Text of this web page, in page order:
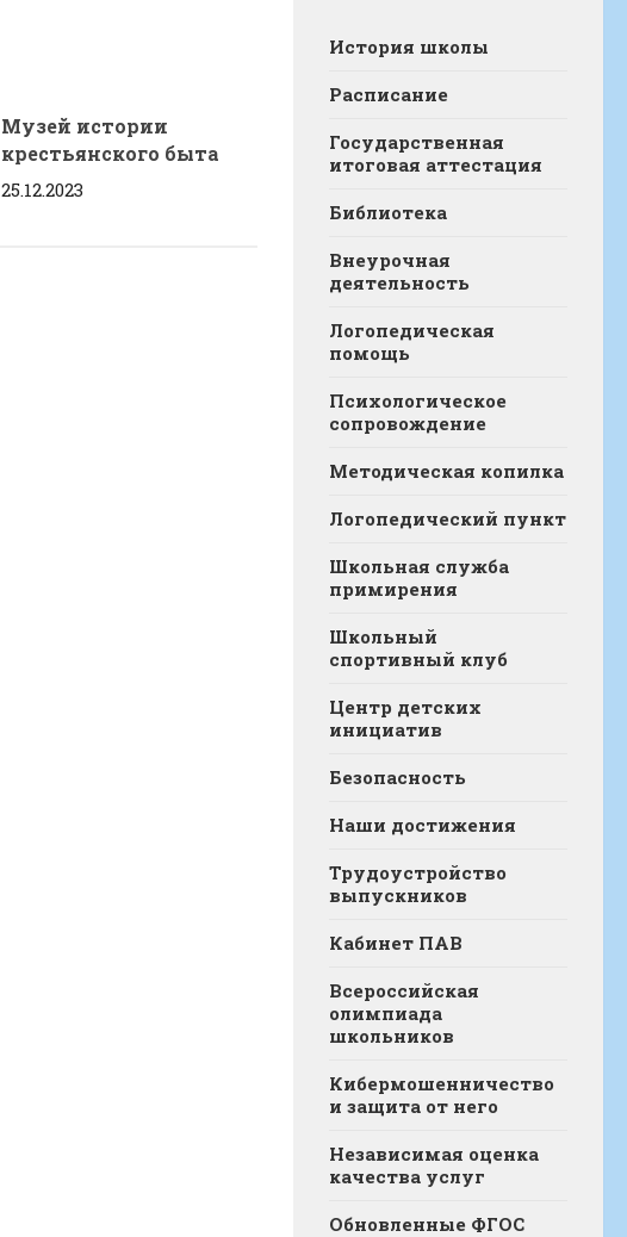
Музей истории
крестьянского быта
25.12.2023
История школы
Расписание
Государственная
итоговая аттестация
Библиотека
Внеурочная
деятельность
Логопедическая
помощь
Психологическое
сопровождение
Методическая копилка
Логопедический пункт
Школьная служба
примирения
Школьный
спортивный клуб
Центр детских
инициатив
Безопасность
Наши достижения
Трудоустройство
выпускников
Кабинет ПАВ
Всероссийская
олимпиада
школьников
Кибермошенничество
и защита от него
Независимая оценка
качества услуг
Обновленные ФГОС